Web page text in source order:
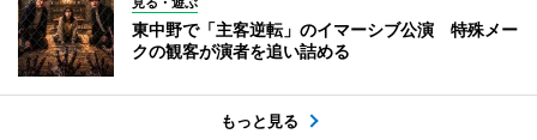
東中野で「主客逆転」のイマーシブ公演 特殊メー
クの観客が演者を追い詰める
もっと見る